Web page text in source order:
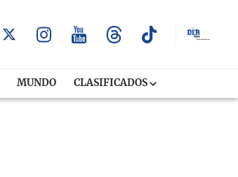
MUNDO CLASIFICADOS